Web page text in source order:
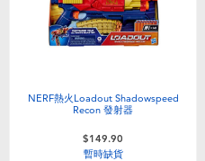
NERF熱火Loadout Shadowspeed
Recon 發射器
$149.90
暫時缺貨